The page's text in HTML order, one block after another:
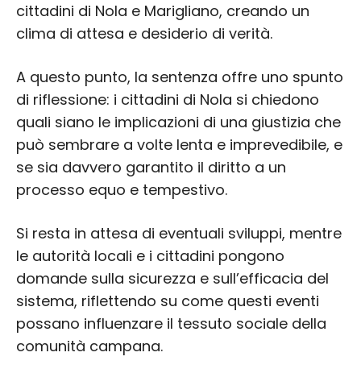
cittadini di Nola e Marigliano, creando un
clima di attesa e desiderio di verità.
A questo punto, la sentenza offre uno spunto
di riflessione: i cittadini di Nola si chiedono
quali siano le implicazioni di una giustizia che
può sembrare a volte lenta e imprevedibile, e
se sia davvero garantito il diritto a un
processo equo e tempestivo.
Si resta in attesa di eventuali sviluppi, mentre
le autorità locali e i cittadini pongono
domande sulla sicurezza e sull’efficacia del
sistema, riflettendo su come questi eventi
possano influenzare il tessuto sociale della
comunità campana.